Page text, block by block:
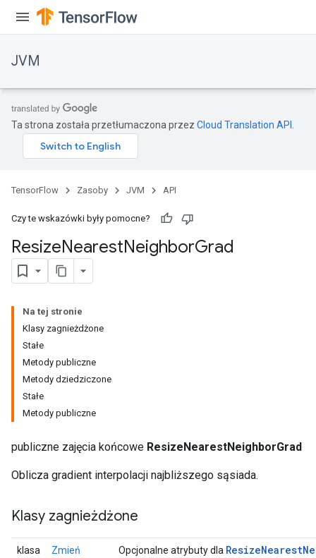
JVM
Ta strona została przetłumaczona przez Cloud Translation API
TensorFlow Zasoby JVM API
Czy te wskazówki były pomocne?
ResizeNearestNeighborGrad
Na tej stronie
Klasy zagnieżdżone
Stałe
Metody publiczne
Metody dziedziczone
Stałe
Metody publiczne
publiczne zajęcia końcowe ResizeNearestNeighborGrad
Oblicza gradient interpolacji najbliższego sąsiada.
Klasy zagnieżdżone
klasa
Zmień
Opcjonalne atrybuty dla ResizeNearest